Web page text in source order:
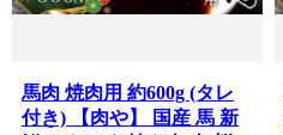
馬肉 焼肉用 約600g (タレ
付き) 【肉や】 国産 馬 新